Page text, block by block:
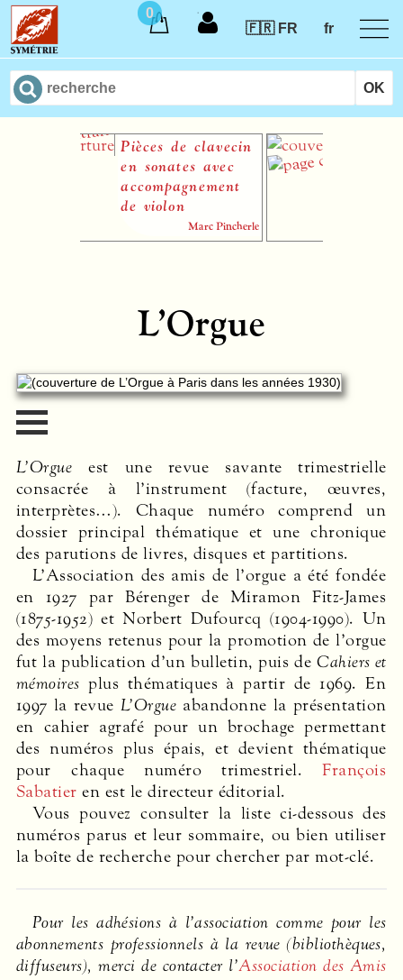
0
🇫🇷 FR
fr
Pièces de clavecin
en sonates avec
accompagnement
de violon
Marc Pincherle
L’Orgue
L’Orgue est une revue savante trimestrielle
consacrée à l’instrument (facture, œuvres,
interprètes…). Chaque numéro comprend un
dossier principal thématique et une chronique
des parutions de livres, disques et partitions.
L’Association des amis de l’orgue a été fondée
en 1927 par Bérenger de Miramon Fitz-James
(1875-1952) et Norbert Dufourcq (1904-1990). Un
des moyens retenus pour la promotion de l’orgue
fut la publication d’un bulletin, puis deCahiers et
mémoires plus thématiques à partir de 1969. En
1997 la revue L’Orgue abandonne la présentation
en cahier agrafé pour un brochage permettant
des numéros plus épais, et devient thématique
pour chaque numéro trimestriel.François
Sabatier en est le directeur éditorial.
Vous pouvez consulter la liste ci-dessous des
numéros parus et leur sommaire, ou bien utiliser
la boîte de recherche pour chercher par mot-clé.
Pour les adhésions à l’association comme pour les
abonnements professionnels à la revue (bibliothèques,
diffuseurs), merci de contacter l’Association des Amis